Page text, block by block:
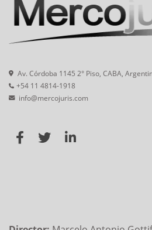
Av. Córdoba 1145 2° Piso, CABA,
+54 11 4814-1918
info@mercojuris.com